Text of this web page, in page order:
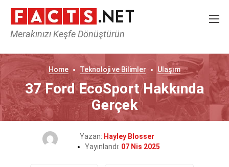
Merakınızı Keşfe Dönüştürün
Home Teknoloji ve Bilimler Ulaşım
37 Ford EcoSport Hakkında
Gerçek
Yazan: Hayley Blosser
Yayınlandı: 07 Nis 2025